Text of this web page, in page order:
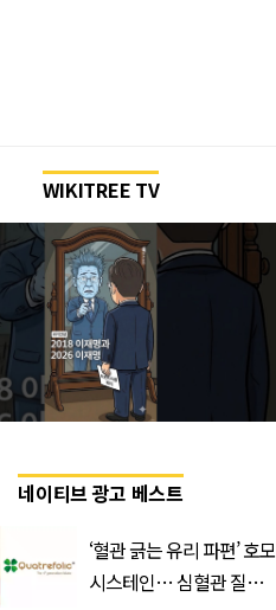
WIKITREE TV
네이티브 광고 베스트
‘혈관 긁는 유리 파편’ 호모
시스테인… 심혈관 질환